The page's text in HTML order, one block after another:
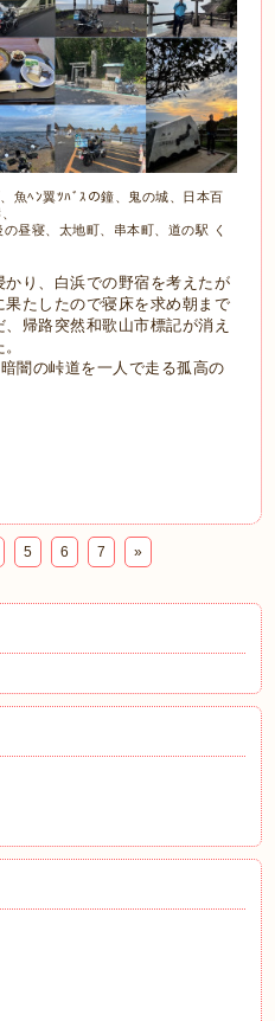
魚ﾍﾝ翼ﾂﾊﾞｽの鐘、鬼の城、日本百
昼寝、太地町、 串本町、 道の駅 く
り、白浜での野宿を考えたが
果たしたので寝床を求め朝まで
帰路突然和歌山市標記が消え
闇の峠道を一人で走る孤高の
5 6 7 »